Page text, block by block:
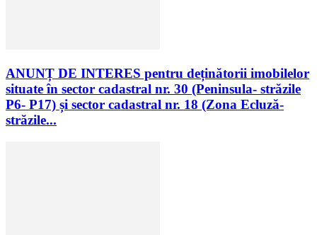
ANUNȚ DE INTERES pentru deținătorii imobilelor
situate în sector cadastral nr. 30 (Peninsula- străzile
P6- P17) și sector cadastral nr. 18 (Zona Ecluză-
străzile...